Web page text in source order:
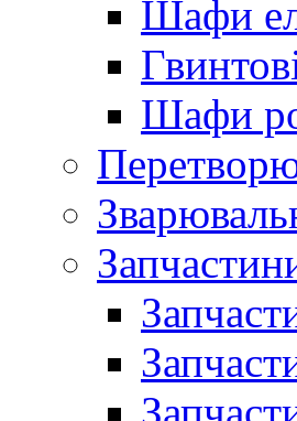
Шафи
Шафи